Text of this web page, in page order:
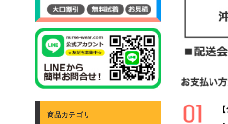
商品カテゴリ